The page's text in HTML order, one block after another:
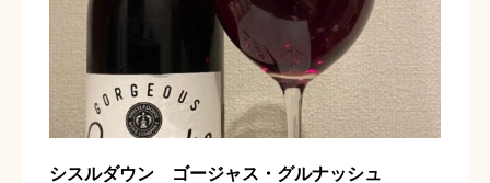
シスルダウン ゴージャス・グルナッシュ